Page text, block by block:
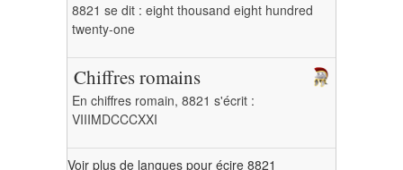
8821 se dit : eight thousand eight hundred
twenty-one
Chiffres romains
En chiffres romain, 8821 s'écrit :
VIIIMDCCCXXI
Voir plus de langues pour écire 8821